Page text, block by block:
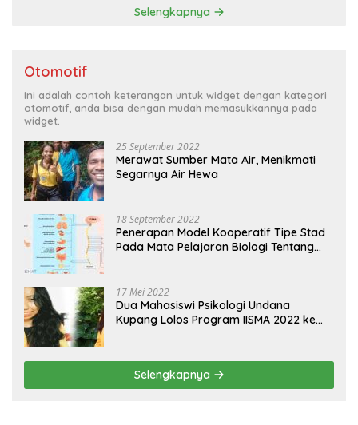
Selengkapnya
Otomotif
Ini adalah contoh keterangan untuk widget dengan kategori
otomotif, anda bisa dengan mudah memasukkannya pada
widget.
25 September 2022
Merawat Sumber Mata Air, Menikmati
Segarnya Air Hewa
18 September 2022
Penerapan Model Kooperatif Tipe Stad
Pada Mata Pelajaran Biologi Tentang
17 Mei 2022
Dua Mahasiswi Psikologi Undana
Kupang Lolos Program IISMA 2022 ke
Selengkapnya